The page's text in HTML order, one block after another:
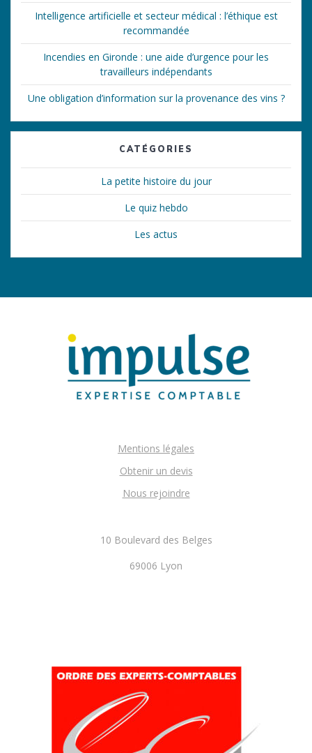
Intelligence artificielle et secteur médical : l’éthique est
recommandée
Incendies en Gironde : une aide d’urgence pour les
travailleurs indépendants
Une obligation d’information sur la provenance des vins ?
CATÉGORIES
La petite histoire du jour
Le quiz hebdo
Les actus
Mentions légales
Obtenir un devis
Nous rejoindre
10 Boulevard des Belges
69006 Lyon